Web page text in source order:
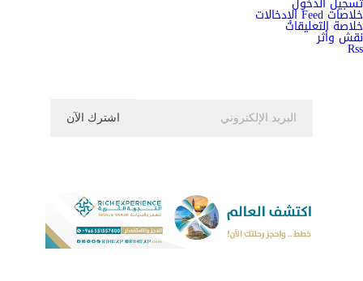
خلاصات Feed الإدخالات
خلاصة التعليقات
نقش وأثر
Rss